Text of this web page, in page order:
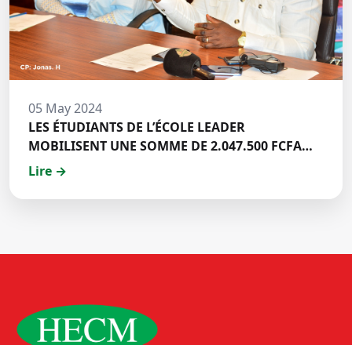
05 May 2024
LES ÉTUDIANTS DE L’ÉCOLE LEADER
MOBILISENT UNE SOMME DE 2.047.500 FCFA
POUR LE FONDS ZÉRO PALU:DISCOURS DE M.
DE HECM
Lire →